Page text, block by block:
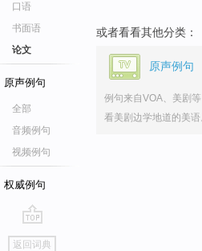
口语
书面语
论文
原声例句
全部
音频例句
视频例句
权威例句
go
返回词典
或者看看其他分类：
原声例句
例句来自VOA、美剧
看美剧边学地道的美语